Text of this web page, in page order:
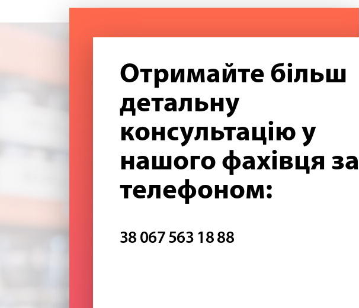
Отримайте більш
детальну
консультацію у
нашого фахівця за
телефоном:
38 067 563 18 88